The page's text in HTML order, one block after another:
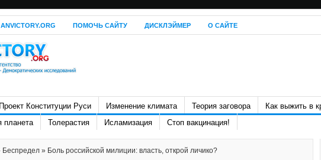
ПОМОЧЬ САЙТУ ДИСКЛЭЙМЕР О САЙТЕ
Проект Конституции Руси Изменение климата Теория заговора Как выжить в
планета
Толерастия Исламизация Стоп вакцинация!
Беспредел » Боль российской милиции: власть, открой личико?